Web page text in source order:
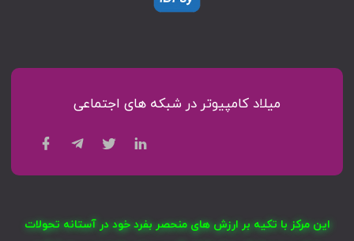
میلاد کامپیوتر در شبکه های اجتماعی
این مرکز با تکیه بر ارزش های منحصر بفرد خود در آستانه تحولات